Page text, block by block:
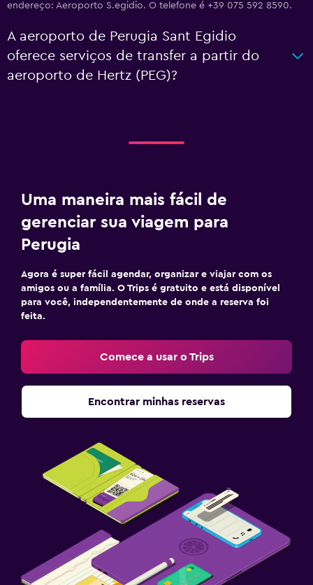
endereço: Aeroporto S.egidio. O telefone é +39 075 592 8590.
A aeroporto de Perugia Sant Egidio
oferece serviços de transfer a partir do
aeroporto de Hertz (PEG)?
Uma maneira mais fácil de
gerenciar sua viagem para
Perugia
Agora é super fácil agendar, organizar e viajar com os
amigos ou a família. O Trips é gratuito e está disponível
para você, independentemente de onde a reserva foi
feita.
Comece a usar o Trips
Encontrar minhas reservas